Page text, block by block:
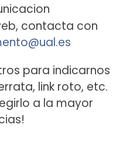
contacta con
para indicarnos
link roto, etc.
a la mayor